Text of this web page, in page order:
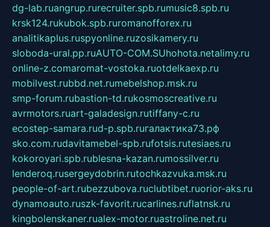
dg-lab.ruangrup.rurecruiter.spb.rumusic8.spb.ru
krsk124.rukubok.spb.ruromanofforex.ru
analitikaplus.ruspyonline.ruzosikamery.ru
sloboda-ural.pp.ruAUTO-COM.SUhohota.netalimy.ru
online-z.comaromat-vostoka.ruotdelkaexp.ru
mobilvest.rubbd.net.rumebelshop.msk.ru
smp-forum.rubastion-td.rukosmoscreative.ru
avrmotors.ruart-galadesign.rutiffany-c.ru
ecostep-samara.rud-p.spb.ruгалактика73.рф
sko.com.rudavitamebel-spb.rufotsis.rutesiaes.ru
kokoroyari.spb.rublesna-kazan.rumossilver.ru
lenderoq.rusergeydobrin.rutochkazvuka.msk.ru
people-of-art.rubezzubova.ruclubtibet.ruorior-aks.ru
dynamoauto.ruszk-favorit.rucarlines.ruflatnsk.ru
kingbolenskaner.rualex-motor.ruastroline.net.ru